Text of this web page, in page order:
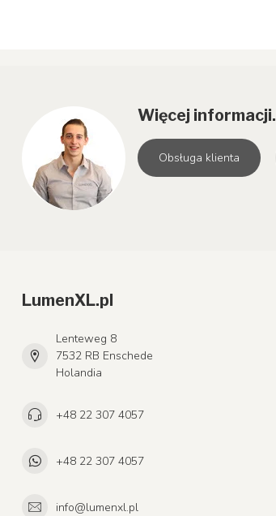
Więcej informacji.
Obsługa klienta
LumenXL.pl
Lenteweg 8
7532 RB Enschede
Holandia
+48 22 307 4057
+48 22 307 4057
info@lumenxl.pl